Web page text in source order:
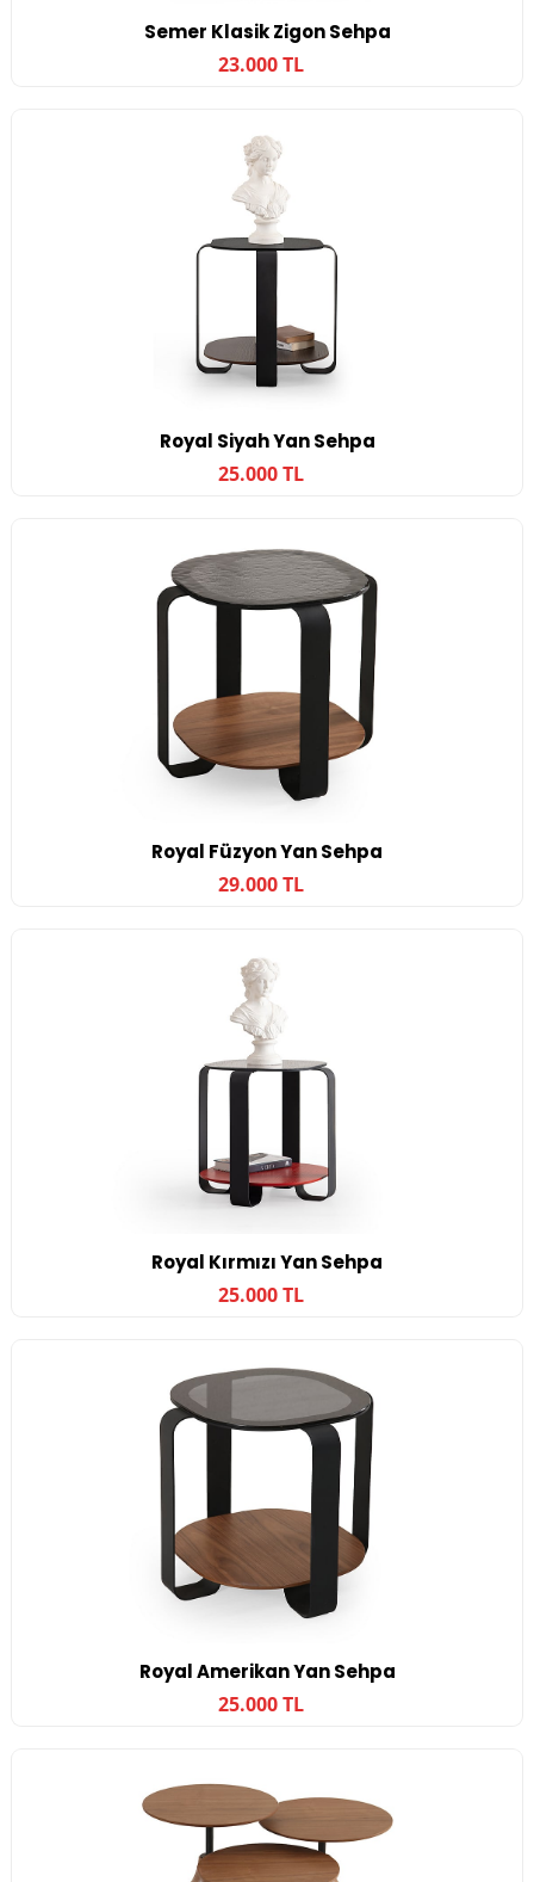
Semer Klasik Zigon Sehpa
23.000 TL
Royal Siyah Yan Sehpa
25.000 TL
Royal Füzyon Yan Sehpa
29.000 TL
Royal Kırmızı Yan Sehpa
25.000 TL
Royal Amerikan Yan Sehpa
25.000 TL